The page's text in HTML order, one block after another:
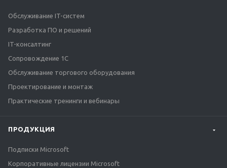
Обслуживание IT-систем
Разработка ПО и решений
IT-консалтинг
Сопровождение 1С
Обслуживание торгового оборудования
Проектирование и монтаж
Практические тренинги и вебинары
ПРОДУКЦИЯ
Подписки Microsoft
Корпоративные лицензии Microsoft